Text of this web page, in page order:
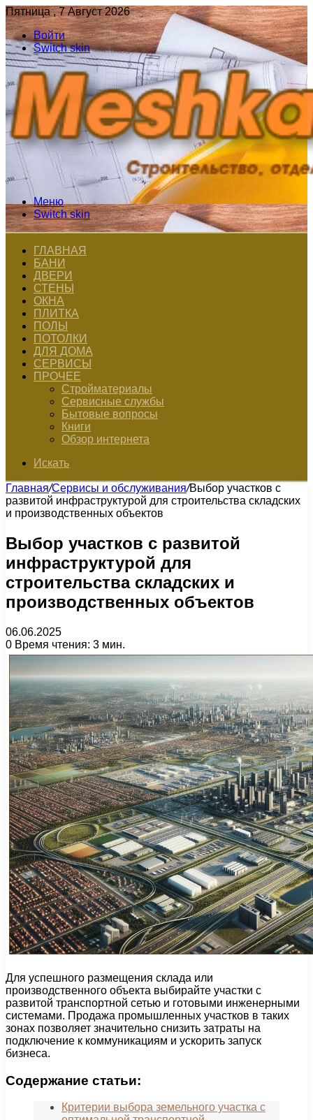
Пятница , 7 Август 2026
Войти
Switch skin
Меню
Switch skin
ГЛАВНАЯ
БАНИ
ДВЕРИ
СТЕНЫ
ОКНА
ПЛИТКА
ПОЛЫ
ПОТОЛКИ
ДЛЯ ДОМА
СЕРВИСЫ
ПРОЧЕЕ
Стройматериалы
Сервисные службы
Бытовые вопросы
Книги
Обзор интернета
Искать
Главная/Сервисы и обслуживания/Выбор участков с
развитой инфраструктурой для строительства складских
и производственных объектов
Выбор участков с развитой
инфраструктурой для
строительства складских и
производственных объектов
06.06.2025
0 Время чтения: 3 мин.
Для успешного размещения склада или
производственного объекта выбирайте участки с
развитой транспортной сетью и готовыми инженерными
системами. Продажа промышленных участков в таких
зонах позволяет значительно снизить затраты на
подключение к коммуникациям и ускорить запуск
бизнеса.
Содержание статьи:
Критерии выбора земельного участка с